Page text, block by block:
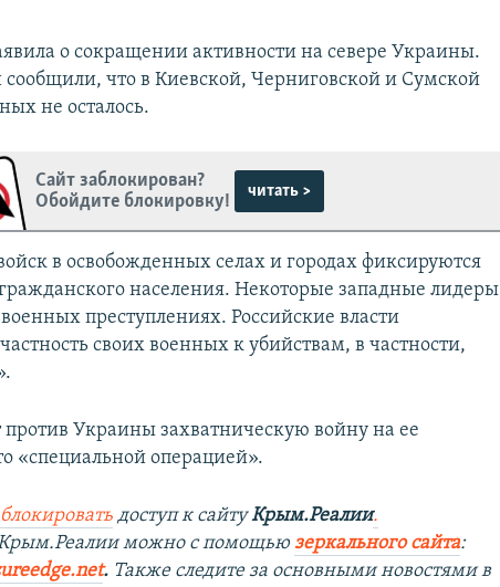
о сокращении активности на севере Украины.
сообщили, что в Киевской, Черниговской и Сумской
не осталось.
Сайт заблокирован?
Обойдите блокировку!
читать >
в освобожденных селах и городах фиксируются
населения. Некоторые западные лидеры
преступлениях. Российские власти
своих военных к убийствам, в частности,
против Украины захватническую войну на ее
«специальной операцией».
доступ к сайту Крым.Реалии.
Крым.Реалии можно с помощьюзеркального сайта:
. Также следите за основными новостями в